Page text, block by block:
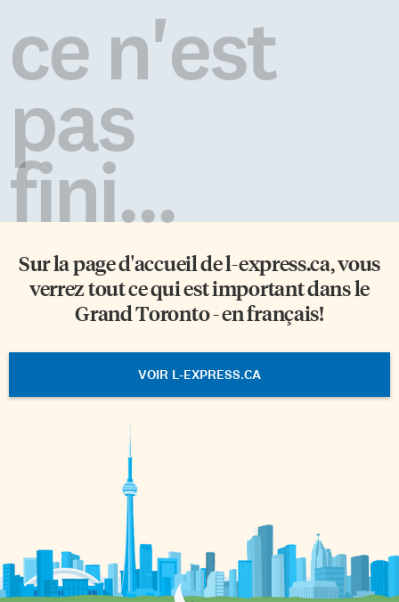
ce n'est
pas
fini...
Sur la page d'accueil del-express.ca, vous
verrez tout ce qui est important dans le
Grand Toronto - en français!
VOIR L-EXPRESS.CA